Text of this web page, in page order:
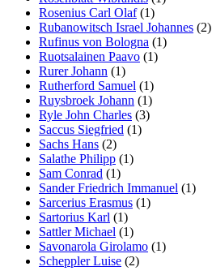
Rosenius Carl Olaf(1)
Rubanowitsch Israel Johannes (2)
Rufinus von Bologna (1)
Ruotsalainen Paavo (1)
Rurer Johann (1)
Rutherford Samuel (1)
Ruysbroek Johann (1)
Ryle John Charles (3)
Saccus Siegfried (1)
Sachs Hans (2)
Salathe Philipp (1)
Sam Conrad (1)
Sander Friedrich Immanuel (1)
Sarcerius Erasmus (1)
Sartorius Karl (1)
Sattler Michael (1)
Savonarola Girolamo (1)
Scheppler Luise (2)